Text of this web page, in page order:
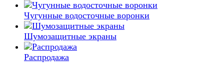
Чугунные водосточные воронки
Шумозащитные экраны
Распродажа